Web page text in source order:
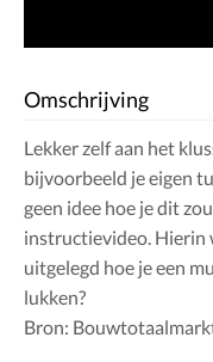
Omschrijving
Lekker zelf aan het
bijvoorbeeld je eigen
geen idee hoe je dit
instructievideo. Hierin
uitgelegd hoe je een
lukken?
Bron: